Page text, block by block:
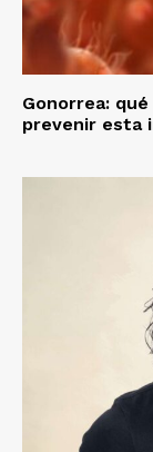
Gonorrea:
prevenir esta